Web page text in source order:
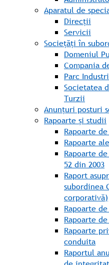
Aparatul de
Direcții
Servicii
Sociețăți în
Domeniul
Compania
Parc
Societatea
Turzii
Anunțuri posturi
Rapoarte și studii
Rapoarte
Rapoarte
Rapoarte
52 din 2003
Raport
subordinea
corporativă)
Rapoarte
Rapoarte
Rapoarte
conduita
Raportul